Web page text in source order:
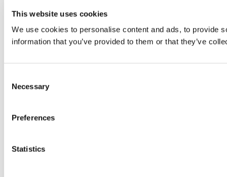
This website uses cookies
We use cookies to personalise content and ads, to provide
information that you’ve provided to them or that they’ve
Selection
Necessary
Preferences
Statistics